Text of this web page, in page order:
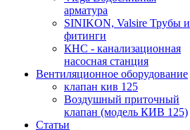
арматура
SINIKON, Valsire Трубы и
фитинги
КНС - канализационная
насосная станция
Вентиляционное оборудование
клапан кив 125
Воздушный приточный
клапан (модель КИВ 125)
Статьи